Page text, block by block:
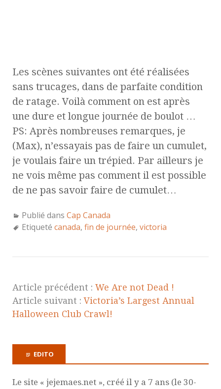
Les scènes suivantes ont été réalisées
sans trucages, dans de parfaite condition
de ratage. Voilà comment on est après
une dure et longue journée de boulot …
PS: Après nombreuses remarques, je
(Max), n’essayais pas de faire un cumulet,
je voulais faire un trépied. Par ailleurs je
ne vois même pas comment il est possible
de ne pas savoir faire de cumulet…
Publié dans Cap Canada
Etiqueté canada, fin de journée, victoria
Article précédent : We Are not Dead !
Article suivant :Victoria’s Largest Annual
Halloween Club Crawl!
EDITO
Le site « jejemaes.net », créé il y a 7 ans (le 30-